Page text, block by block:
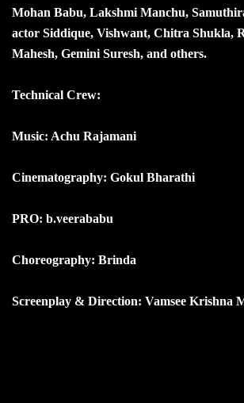
Mohan Babu, Lakshmi Manchu,
actor Siddique, Vishwant, Chitra Shukla,
Mahesh, Gemini Suresh, and others.
Technical Crew:
Music: Achu Rajamani
Cinematography: Gokul Bharathi
PRO: b.veerababu
Choreography: Brinda
Screenplay & Direction: Vamsee Krishna